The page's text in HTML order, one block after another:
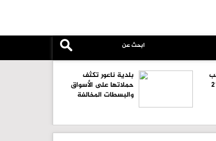
21
بلدية ناعور تكثف
حملاتها على الأسواق
والبسطات المخالفة